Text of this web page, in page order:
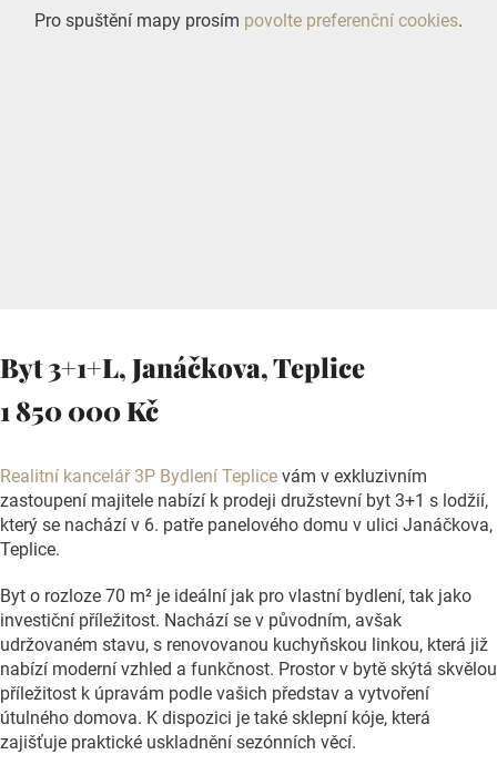
Pro spuštění mapy prosím povolte preferenční cookies.
Byt 3+1+L, Janáčkova, Teplice
1 850 000 Kč
Realitní kancelář 3P Bydlení Teplice vám v exkluzivním
zastoupení majitele nabízí k prodeji družstevní byt 3+1 s lodžií,
který se nachází v 6. patře panelového domu v ulici Janáčkova,
Teplice.
Byt o rozloze 70 m² je ideální jak pro vlastní bydlení, tak jako
investiční příležitost. Nachází se v původním, avšak
udržovaném stavu, s renovovanou kuchyňskou linkou, která již
nabízí moderní vzhled a funkčnost. Prostor v bytě skýtá skvělou
příležitost k úpravám podle vašich představ a vytvoření
útulného domova. K dispozici je také sklepní kóje, která
zajišťuje praktické uskladnění sezónních věcí.